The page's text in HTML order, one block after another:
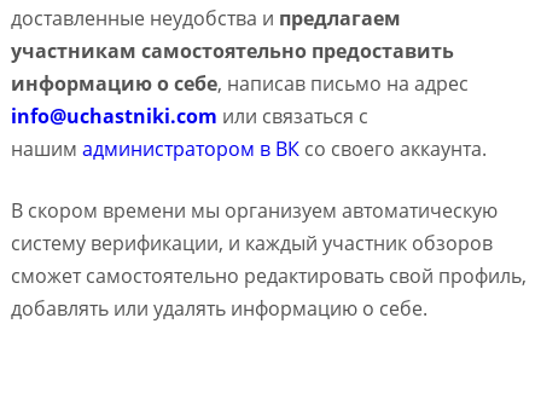
доставленные неудобства и предлагаем
участникам самостоятельно предоставить
информацию о себе, написав письмо на адрес
info@uchastniki.com или связаться с
нашим администратором в ВКсо своего аккаунта.
В скором времени мы организуем автоматическую
систему верификации, и каждый участник обзоров
сможет самостоятельно редактировать свой профиль,
добавлять или удалять информацию о себе.